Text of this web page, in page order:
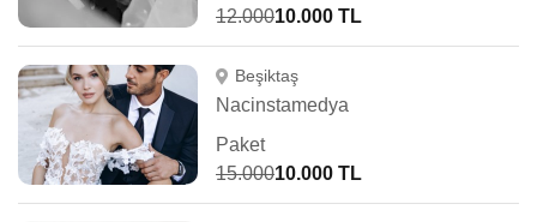
12.00010.000 TL
Beşiktaş
Nacinstamedya
Paket
15.00010.000 TL